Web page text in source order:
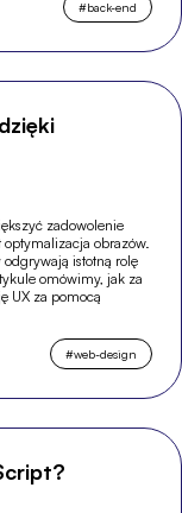
#back-end
zadowolenie
obrazów.
istotną rolę
omówimy, jak za
UX za pomocą
#web-design